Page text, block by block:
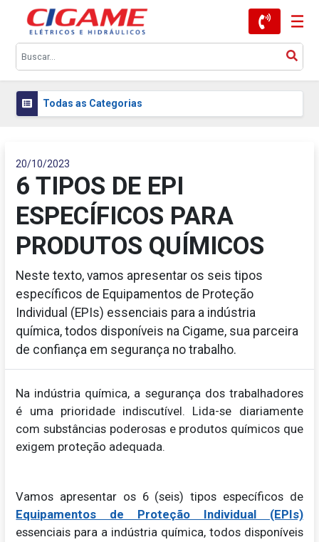
Todas as Categorias
20/10/2023
6 TIPOS DE EPI
ESPECÍFICOS PARA
PRODUTOS QUÍMICOS
Neste texto, vamos apresentar os seis tipos
específicos de Equipamentos de Proteção
Individual (EPIs) essenciais para a indústria
química, todos disponíveis na Cigame, sua parceira
de confiança em segurança no trabalho.
Na indústria química, a segurança dos trabalhadores
é uma prioridade indiscutível. Lida-se diariamente
com substâncias poderosas e produtos químicos que
exigem proteção adequada.
Vamos apresentar os 6 (seis) tipos específicos de
Equipamentos de Proteção Individual (EPIs)
essenciais para a indústria química, todos disponíveis